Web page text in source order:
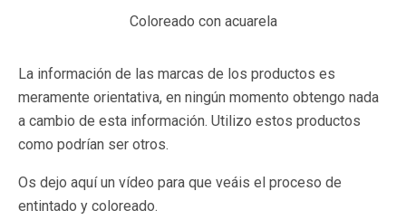
Coloreado con acuarela
La información de las marcas de los productos es
meramente orientativa, en ningún momento obtengo nada
a cambio de esta información. Utilizo estos productos
como podrían ser otros.
Os dejo aquí un vídeo para que veáis el proceso de
entintado y coloreado.